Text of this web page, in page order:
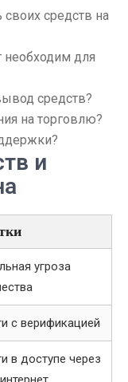
своих средств на
для
средств?
на торговлю?
и
угроза
с верификацией
в доступе через